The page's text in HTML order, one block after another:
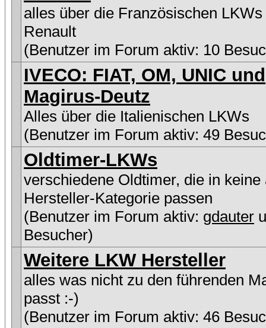
alles über die Französischen LKWs
Renault
(Benutzer im Forum aktiv: 10
IVECO: FIAT, OM, UNIC und
Magirus-Deutz
Alles über die Italienischen LKWs
(Benutzer im Forum aktiv: 49
Oldtimer-LKWs
verschiedene Oldtimer, die in keine
Hersteller-Kategorie passen
(Benutzer im Forum aktiv: gdauter
Besucher)
Weitere LKW Hersteller
alles was nicht zu den führenden
passt :-)
(Benutzer im Forum aktiv: 46